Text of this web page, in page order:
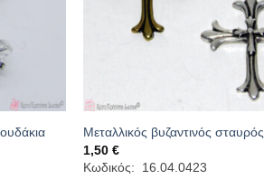
Μεταλλικός βυζαντινός σταυρός
1,50€
Κωδικός: 16.04.0423